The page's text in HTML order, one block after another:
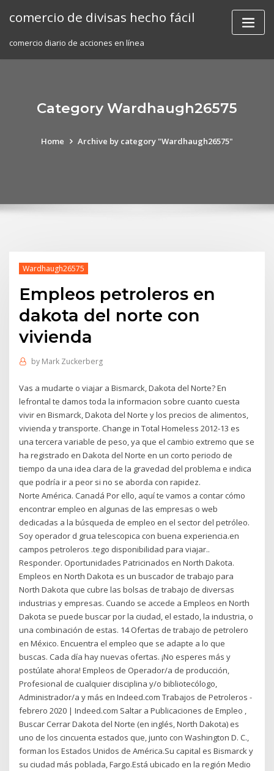
comercio de divisas hecho fácil
comercio diario de acciones en línea
Category Wardhaugh26575
Home Archive by category "Wardhaugh26575"
Wardhaugh26575
Empleos petroleros en
dakota del norte con
vivienda
by Mark Zuckerberg
Vas a mudarte o viajar a Bismarck, Dakota del Norte? En
lefrontal te damos toda la informacion sobre cuanto cuesta
vivir en Bismarck, Dakota del Norte y los precios de alimentos,
vivienda y transporte. Change in Total Homeless 2012-13 es
una tercera variable de peso, ya que el cambio extremo que se
ha registrado en Dakota del Norte en un corto periodo de
tiempo da una idea clara de la gravedad del problema e indica
que podría ir a peor si no se aborda con rapidez.
Norte América. Canadá Por ello, aquí te vamos a contar cómo
encontrar empleo en algunas de las empresas o web
dedicadas a la búsqueda de empleo en el sector del petróleo.
Soy operador d grua telescopica con buena experiencia.en
campos petroleros .tego disponibilidad para viajar..
Responder. Oportunidades Patricinados en North Dakota.
Empleos en North Dakota es un buscador de trabajo para
North Dakota que cubre las bolsas de trabajo de diversas
industrias y empresas. Cuando se accede a Empleos en North
Dakota se puede buscar por la ciudad, el estado, la industria, o
una combinación de estas. 14 Ofertas de trabajo de petrolero
en México. Encuentra el empleo que se adapte a lo que
buscas. Cada día hay nuevas ofertas. ¡No esperes más y
postúlate ahora! Empleos de Operador/a de producción,
Profesional de cualquier disciplina y/o bibliotecólogo,
Administrador/a y más en Indeed.com Trabajos de Petroleros -
febrero 2020 | Indeed.com Saltar a Publicaciones de Empleo ,
Buscar Cerrar Dakota del Norte (en inglés, North Dakota) es
uno de los cincuenta estados que, junto con Washington D. C.,
forman los Estados Unidos de América.Su capital es Bismarck y
su ciudad más poblada, Fargo.Está ubicado en la región Medio